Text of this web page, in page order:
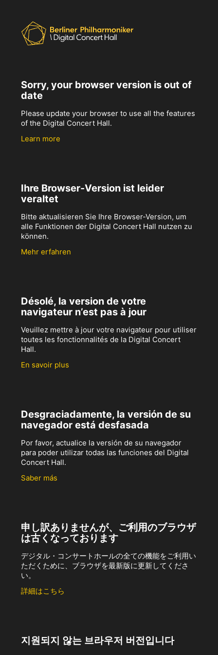
Sorry, your browser version is out of
date
Please update your browser to use all the features
of the Digital Concert Hall.
Learn more
Ihre Browser-Version ist leider
veraltet
Bitte aktualisieren Sie Ihre Browser-Version, um
alle Funktionen der Digital Concert Hall nutzen zu
können.
Mehr erfahren
Désolé, la version de votre
navigateur n’est pas à jour
Veuillez mettre à jour votre navigateur pour utiliser
toutes les fonctionnalités de la Digital Concert
Hall.
En savoir plus
Desgraciadamente, la versión de su
navegador está desfasada
Por favor, actualice la versión de su navegador
para poder utilizar todas las funciones del Digital
Concert Hall.
Saber más
申し訳ありませんが、ご利用のブラウザ
は古くなっております
デジタル・コンサートホールの全ての機能をご利用い
ただくために、ブラウザを最新版に更新してくださ
い。
詳細はこちら
지원되지 않는 브라우저 버전입니다